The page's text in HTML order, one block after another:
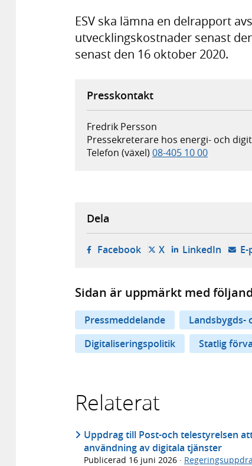
ESV ska lämna en delrapport
utvecklingskostnader senast
senast den 16 oktober 2020.
Presskontakt
Fredrik Persson
Pressekreterare hos energi- och
Telefon (växel) 08-405 10 00
Dela
Facebook- öppnas i ny flik, extern
X- öppnas i ny flik,
LinkedIn-
Sidan är uppmärkt med
Pressmeddelande
Digitaliseringspolitik
Statlig
Relaterat
Uppdrag till Post-och telestyrelsen
användning av digitala tjänster
Publicerad 16 juni 2026 ·